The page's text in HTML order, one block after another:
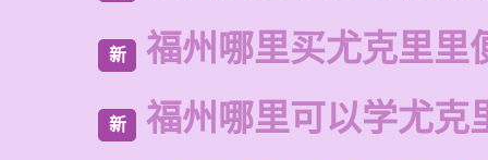
新 福州哪里买尤克里里
新 福州哪里可以学尤克